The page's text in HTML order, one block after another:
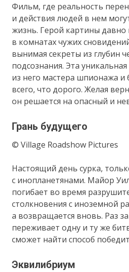
Фильм, где реальность
и действия людей в нем
жизнь. Герой картины
в комнатах чужих
вынимая секреты из глубин
подсознания. Эта
из него мастера шпионажа и
всего, что дорого. Желая
он решается на опасный и
Грань будущего
© Village Roadshow Pictures
Настоящий день сурка,
с инопланетянами. Майор
погибает во время
столкновения с иноземной
а возвращается вновь. Раз
переживает одну и ту же
сможет найти способ
Эквилибриум